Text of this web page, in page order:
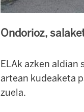
Ondorioz,
ELAk azken aldian
artean kudeaketa
zuela.